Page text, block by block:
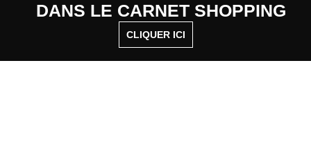
DANS LE CARNET SHOPPING
CLIQUER ICI